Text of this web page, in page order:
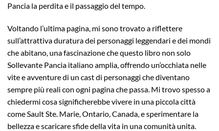
Pancia la perdita e il passaggio del tempo.
Voltando l’ultima pagina, mi sono trovato a riflettere
sull’attrattiva duratura dei personaggi leggendari e dei mondi
che abitano, una fascinazione che questo libro non solo
Sollevante Pancia italiano amplia, offrendo un’occhiata nelle
vite e avventure di un cast di personaggi che diventano
sempre più reali con ogni pagina che passa. Mi trovo spesso a
chiedermi cosa significherebbe vivere in una piccola città
come Sault Ste. Marie, Ontario, Canada, e sperimentare la
bellezza e scaricare sfide della vita in una comunità unita.